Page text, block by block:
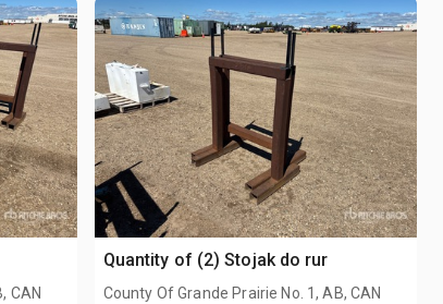
CAN
Quantity of (2) Stojak do rur
County Of Grande Prairie No. 1, AB, CAN